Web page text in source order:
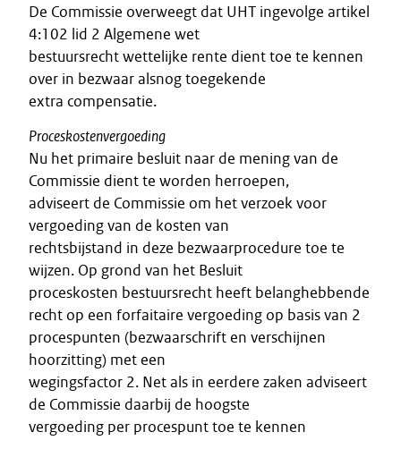
De Commissie overweegt dat UHT ingevolge artikel
4:102 lid 2 Algemene wet
bestuursrecht wettelijke rente dient toe te kennen
over in bezwaar alsnog toegekende
extra compensatie.
Proceskostenvergoeding
Nu het primaire besluit naar de mening van de
Commissie dient te worden herroepen,
adviseert de Commissie om het verzoek voor
vergoeding van de kosten van
rechtsbijstand in deze bezwaarprocedure toe te
wijzen. Op grond van het Besluit
proceskosten bestuursrecht heeft belanghebbende
recht op een forfaitaire vergoeding op basis van 2
procespunten (bezwaarschrift en verschijnen
hoorzitting) met een
wegingsfactor 2. Net als in eerdere zaken adviseert
de Commissie daarbij de hoogste
vergoeding per procespunt toe te kennen